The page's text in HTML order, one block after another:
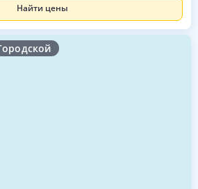
Найти цены